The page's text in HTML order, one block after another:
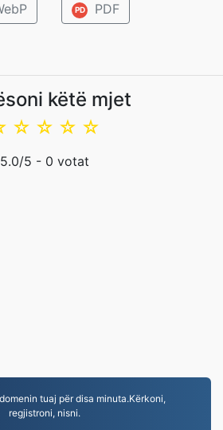
PD PDF
këtë mjet
☆
☆
☆
☆
5.0/5 - 0 votat
tuaj për disa minuta.Kërkoni,
regjistroni, nisni.